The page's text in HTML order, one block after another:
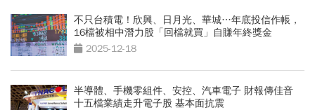
不只台積電！欣興、日月光、華城…年底投信作帳，
16檔被相中潛力股「回檔就買」自賺年終獎金
2025-12-18
半導體、手機零組件、安控、汽車電子 財報傳佳音
十五檔業績走升電子股 基本面抗震